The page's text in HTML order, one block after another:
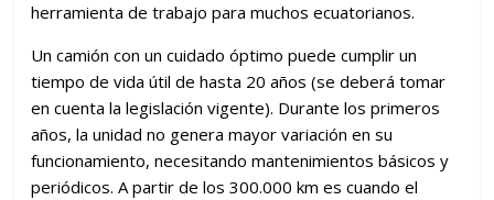
herramienta de trabajo para muchos ecuatorianos.
Un camión con un cuidado óptimo puede cumplir un
tiempo de vida útil de hasta 20 años (se deberá tomar
en cuenta la legislación vigente). Durante los primeros
años, la unidad no genera mayor variación en su
funcionamiento, necesitando mantenimientos básicos y
periódicos. A partir de los 300.000 km es cuando el